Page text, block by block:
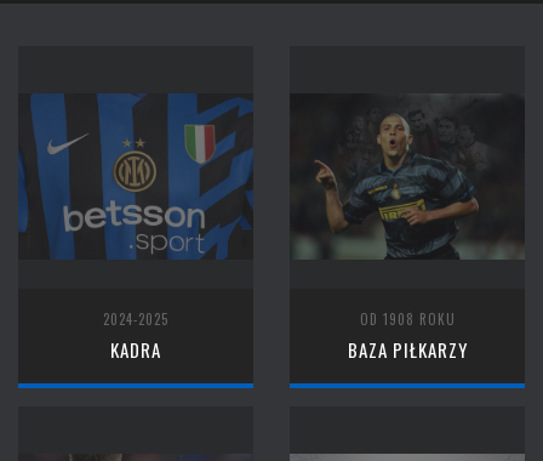
2024-2025
KADRA
OD 1908 ROKU
BAZA PIŁKARZY